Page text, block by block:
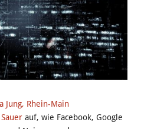
Jung, Rhein-Main
auf, wie Facebook, Google